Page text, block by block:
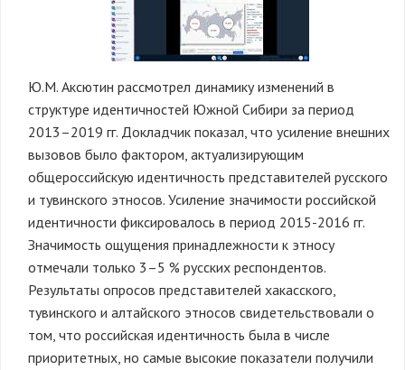
Ю.М. Аксютин рассмотрел динамику изменений в
структуре идентичностей Южной Сибири за период
2013–2019 гг. Докладчик показал, что усиление внешних
вызовов было фактором, актуализирующим
общероссийскую идентичность представителей русского
и тувинского этносов. Усиление значимости российской
идентичности фиксировалось в период 2015-2016 гг.
Значимость ощущения принадлежности к этносу
отмечали только 3–5 % русских респондентов.
Результаты опросов представителей хакасского,
тувинского и алтайского этносов свидетельствовали о
том, что российская идентичность была в числе
приоритетных, но самые высокие показатели получили